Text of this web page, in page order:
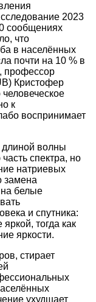
2023
сообщениях
что
в населённых
почти на 10 % в
профессор
Кристофер
к
воспринимает
длиной волны
спектра, но
натриевых
замена
белые
и спутника:
тогда как
яркости.
стирает
ухудшает